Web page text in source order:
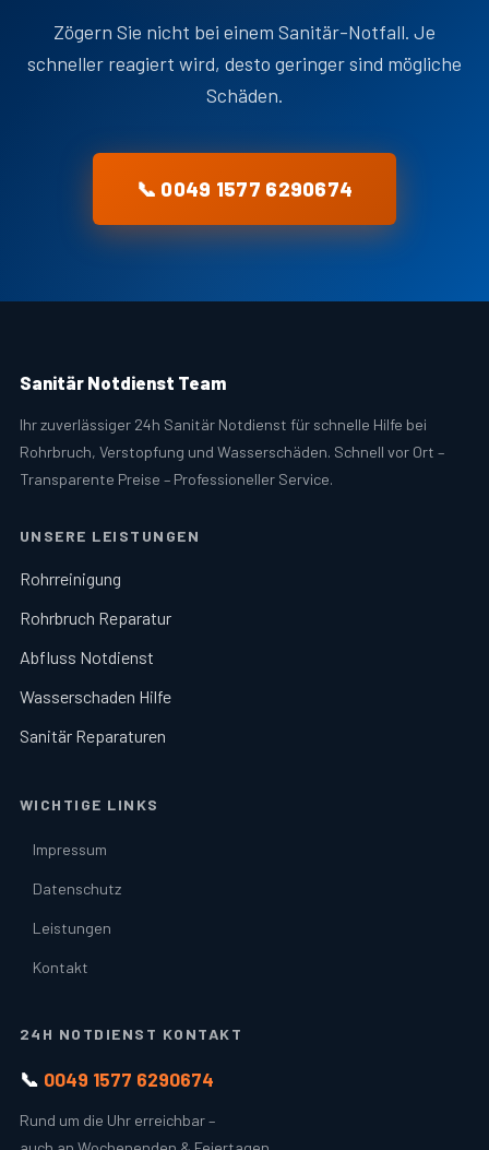
Zögern Sie nicht bei einem Sanitär-Notfall. Je
schneller reagiert wird, desto geringer sind mögliche
Schäden.
📞 0049 1577 6290674
Sanitär Notdienst Team
Ihr zuverlässiger 24h Sanitär Notdienst für schnelle Hilfe bei
Rohrbruch, Verstopfung und Wasserschäden. Schnell vor Ort –
Transparente Preise – Professioneller Service.
UNSERE LEISTUNGEN
Rohrreinigung
Rohrbruch Reparatur
Abfluss Notdienst
Wasserschaden Hilfe
Sanitär Reparaturen
WICHTIGE LINKS
Impressum
Datenschutz
Leistungen
Kontakt
24H NOTDIENST KONTAKT
📞 0049 1577 6290674
Rund um die Uhr erreichbar –